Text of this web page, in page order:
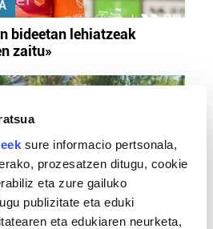
sure informacio pertsonala,
prozesatzen ditugu, cookie
eta zure gailuko
publizitate eta eduki
eta edukiaren neurketa,
bideetan lehiatzeak
zaitu»